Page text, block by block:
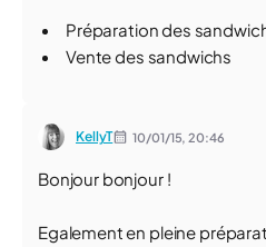
Préparation des
Vente des sandwichs
KellyT 10/01/15,20:46
Bonjour bonjour !
Egalement en pleine